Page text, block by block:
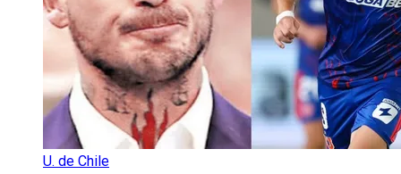
U. de Chile